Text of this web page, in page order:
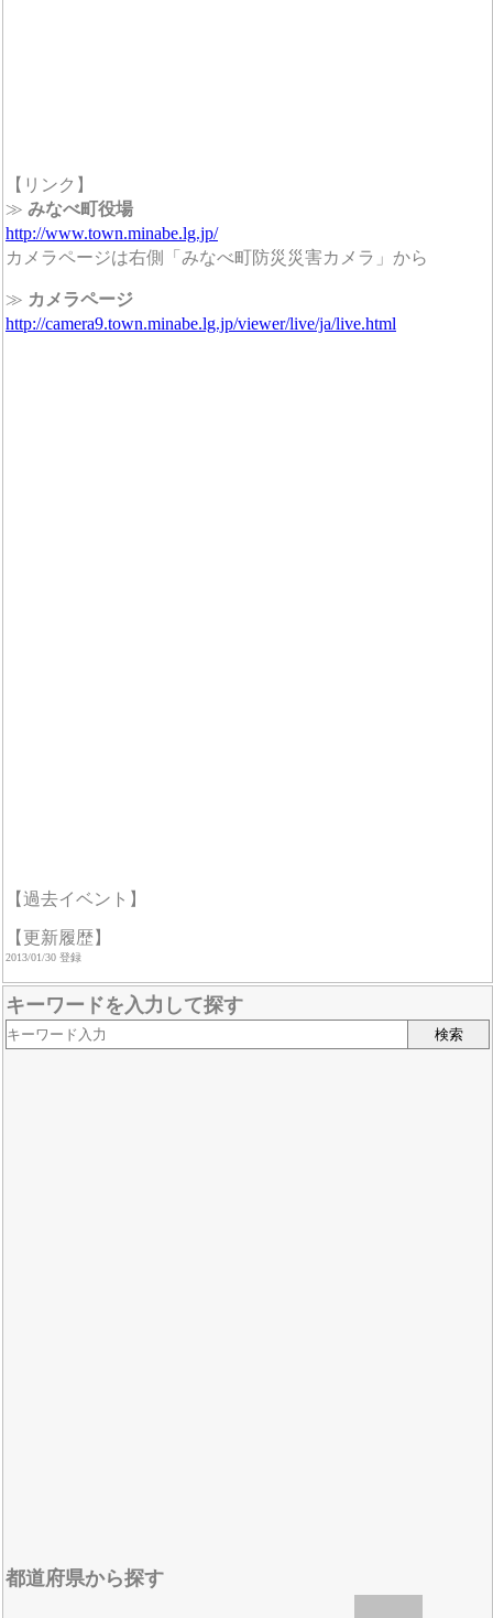
【リンク】
≫ みなべ町役場
http://www.town.minabe.lg.jp/
カメラページは右側「みなべ町防災災害カメラ」から
≫ カメラページ
http://camera9.town.minabe.lg.jp/viewer/live/ja/live.html
【過去イベント】
【更新履歴】
2013/01/30 登録
キーワードを入力して探す
都道府県から探す